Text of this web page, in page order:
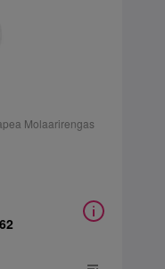
Molaarirengas